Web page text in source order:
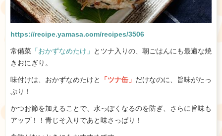
https://recipe.yamasa.com/recipes/3506
常備菜 「おかずなめたけ」
とツナ入りの、朝ごはんにも最適な焼
きおにぎり。
味付けは、おかずなめたけと 「ツナ缶」 だけなのに、旨味がたっ
ぷり！
かつお節を加えることで、水っぽくなるのを防ぎ、さらに旨味も
アップ！！青じそ入りであと味さっぱり！